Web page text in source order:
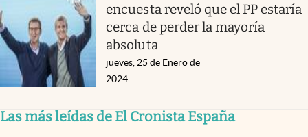
encuesta reveló que el PP estaría
cerca de perder la mayoría
absoluta
jueves, 25 de Enero de
2024
Las más leídas de El Cronista España